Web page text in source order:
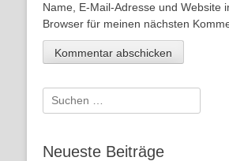
Name, E-Mail-Adresse und Website
Browser für meinen nächsten
Suchen
nach:
Neueste Beiträge